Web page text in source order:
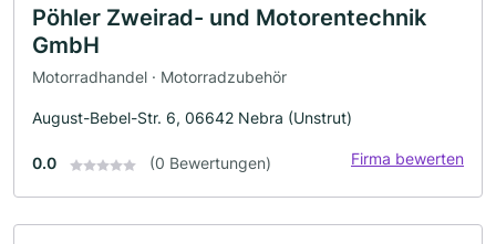
Pöhler Zweirad- und Motorentechnik
GmbH
Motorradhandel · Motorradzubehör
August-Bebel-Str. 6, 06642 Nebra (Unstrut)
0.0 (0 Bewertungen) Firma bewerten